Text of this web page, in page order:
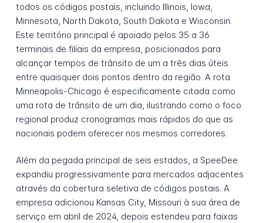
todos os códigos postais, incluindo Illinois, Iowa,
Minnesota, North Dakota, South Dakota e Wisconsin.
Este território principal é apoiado pelos 35 a 36
terminais de filiais da empresa, posicionados para
alcançar tempos de trânsito de um a três dias úteis
entre quaisquer dois pontos dentro da região. A rota
Minneapolis-Chicago é especificamente citada como
uma rota de trânsito de um dia, ilustrando como o foco
regional produz cronogramas mais rápidos do que as
nacionais podem oferecer nos mesmos corredores.
Além da pegada principal de seis estados, a SpeeDee
expandiu progressivamente para mercados adjacentes
através da cobertura seletiva de códigos postais. A
empresa adicionou Kansas City, Missouri à sua área de
serviço em abril de 2024, depois estendeu para faixas